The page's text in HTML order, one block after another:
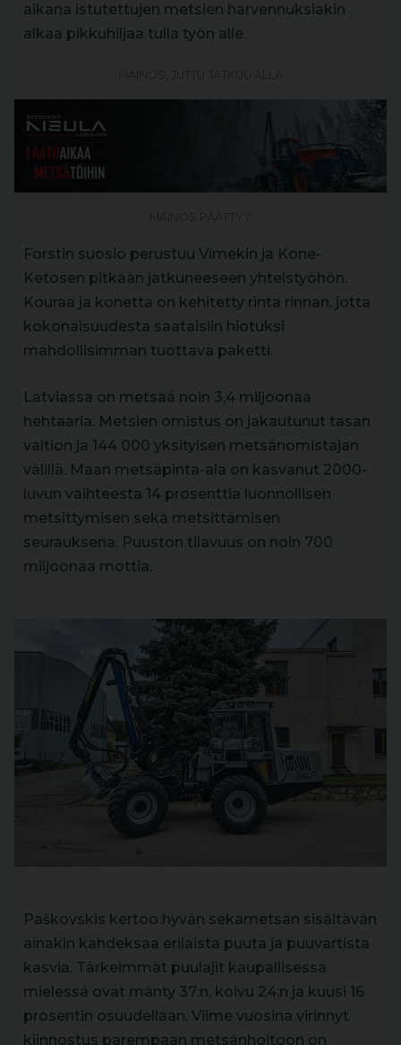
aikana istutettujen metsien harvennuksiakin
alkaa pikkuhiljaa tulla työn alle.
Forstin suosio perustuu Vimekin ja Kone-
Ketosen pitkään jatkuneeseen yhteistyöhön.
Kouraa ja konetta on kehitetty rinta rinnan, jotta
kokonaisuudesta saataisiin hiotuksi
mahdollisimman tuottava paketti.
Latviassa on metsää noin 3,4 miljoonaa
hehtaaria. Metsien omistus on jakautunut tasan
valtion ja 144 000 yksityisen metsänomistajan
välillä. Maan metsäpinta-ala on kasvanut 2000-
luvun vaihteesta 14 prosenttia luonnollisen
metsittymisen sekä metsittämisen
seurauksena. Puuston tilavuus on noin 700
miljoonaa mottia.
Paškovskis kertoo hyvän sekametsän sisältävän
ainakin kahdeksaa erilaista puuta ja puuvartista
kasvia. Tärkeimmät puulajit kaupallisessa
mielessä ovat mänty 37:n, koivu 24:n ja kuusi 16
prosentin osuudellaan. Viime vuosina virinnyt
kiinnostus parempaan metsänhoitoon on